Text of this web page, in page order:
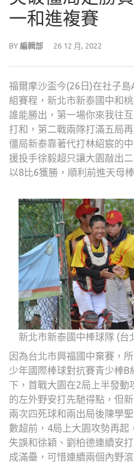
一和進複賽
BY 編輯部 26 12 月, 2022
福爾摩沙盃今(26日)在社子
組賽程，新北市新泰國中和
誰能勝出，第一場你來我往
打和，第二戰兩隊打滿五局
僵局新泰靠著代打林紹宸的
援投手徐毅超只讓大園敲出
以8比6獲勝，順利前進天母
新北市新泰國中棒球隊 (台
因為台北市興福國中棄賽，
少年國際棒球對抗賽青少棒
下，首戰大園在2局上半發動
的左外野安打先馳得點，但
兩次四死球和兩出局後陳學
數超前，4局上大園攻勢再起
失誤和徐穎、劉柏德連續安
成滿壘，可惜連續兩個內野